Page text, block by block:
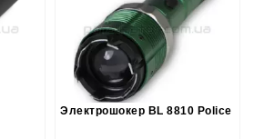
Электрошокер BL 8810 Police